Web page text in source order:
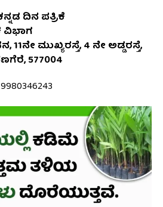
ದಿನ ಪತ್ರಿಕೆ
ವಿಭಾಗ
11ನೇ ಮುಖ್ಯರಸ್ತೆ, 4 ನೇ ಅಡ್ಡರಸ್ತೆ,
577004